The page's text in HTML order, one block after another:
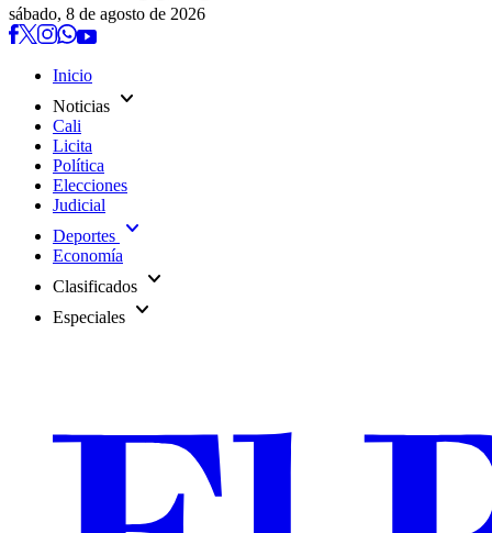
sábado, 8 de agosto de 2026
Inicio
Noticias expand_more
Cali
Licita
Política
Elecciones
Judicial
Deportes expand_more
Economía
Clasificados expand_more
Especiales expand_more